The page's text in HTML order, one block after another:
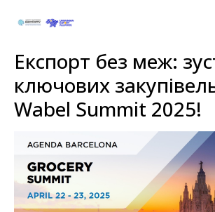
Експорт без меж:
ключових
Wabel Summit 2025!